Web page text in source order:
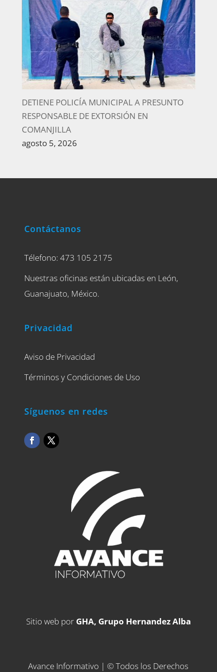
DETIENE POLICÍA MUNICIPAL A PRESUNTO
RESPONSABLE DE EXTORSIÓN EN
COMANJILLA
agosto 5, 2026
Contáctanos
Télefono: 473 105 2175
Nuestras oficinas están ubicadas en León,
Guanajuato, México.
Privacidad
Aviso de Privacidad
Términos y Condiciones de Uso
Síguenos en redes
Sitio web por GHA, Grupo Hernandez Alba
Avance Informativo | © Todos los Derechos